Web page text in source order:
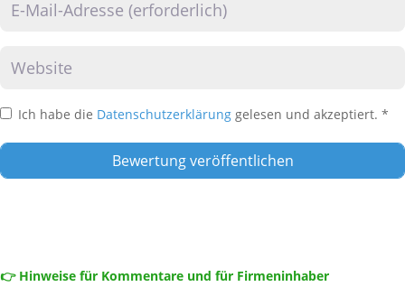
Ich habe die Datenschutzerklärung gelesen und akzeptiert. *
👉 Hinweise für Kommentare und für Firmeninhaber